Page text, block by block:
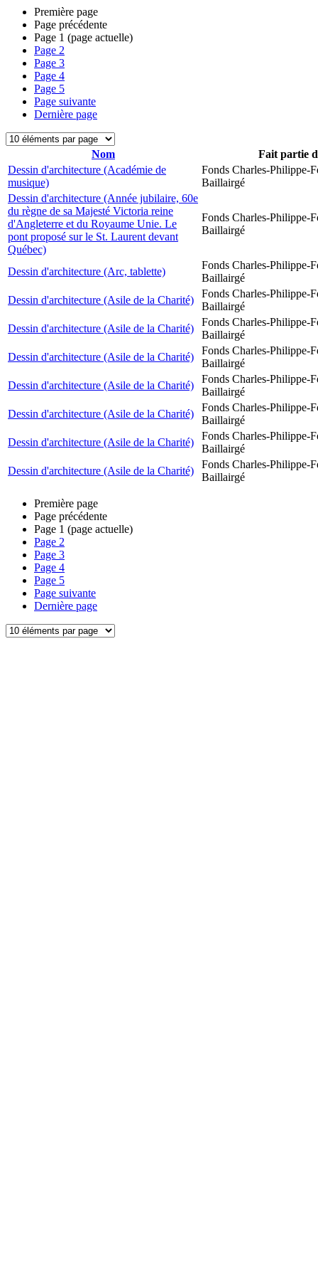
Première page
Page précédente
Page 1 (page actuelle)
Page 2
Page 3
Page 4
Page 5
Page suivante
Dernière page
Nom
Fait partie
Dessin d'architecture (Académie de
musique)
Fonds Charles-Philippe-
Baillairgé
Dessin d'architecture (Année jubilaire, 60e
du règne de sa Majesté Victoria reine
d'Angleterre et du Royaume Unie. Le
pont proposé sur le St. Laurent devant
Québec)
Fonds Charles-Philippe-
Baillairgé
Dessin d'architecture (Arc, tablette)
Fonds Charles-Philippe-
Baillairgé
Dessin d'architecture (Asile de la Charité)
Fonds Charles-Philippe-
Baillairgé
Dessin d'architecture (Asile de la Charité)
Fonds Charles-Philippe-
Baillairgé
Dessin d'architecture (Asile de la Charité)
Fonds Charles-Philippe-
Baillairgé
Dessin d'architecture (Asile de la Charité)
Fonds Charles-Philippe-
Baillairgé
Dessin d'architecture (Asile de la Charité)
Fonds Charles-Philippe-
Baillairgé
Dessin d'architecture (Asile de la Charité)
Fonds Charles-Philippe-
Baillairgé
Dessin d'architecture (Asile de la Charité)
Fonds Charles-Philippe-
Baillairgé
Première page
Page précédente
Page 1 (page actuelle)
Page 2
Page 3
Page 4
Page 5
Page suivante
Dernière page